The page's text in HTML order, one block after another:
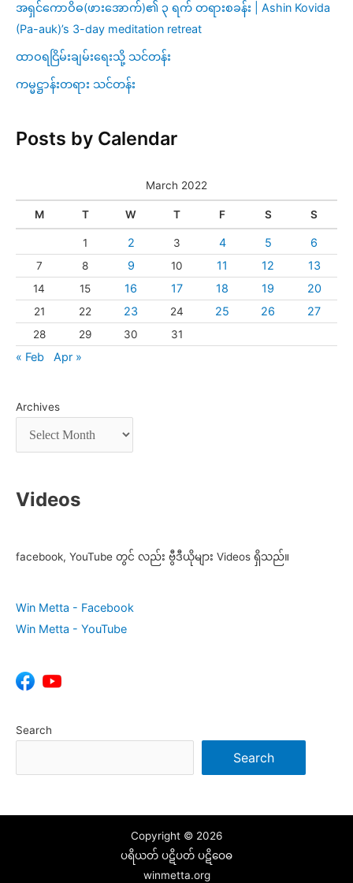
အရှင်ကောဝိဓ(ဖားအောက်)၏ ၃ ရက် တရားစခန်း | Ashin Kovida
(Pa-auk)’s 3-day meditation retreat
ထာဝရငြိမ်းချမ်းရေးသို့ သင်တန်း
ကမ္မဋ္ဌာန်းတရား သင်တန်း
Posts by Calendar
March 2022
M T W T F S S
1 2 3 4 5 6
7 8 9 10 11 12 13
14 15 16 17 18 19 20
21 22 23 24 25 26 27
28 29 30 31
« Feb Apr »
Archives
Videos
facebook, YouTube တွင် လည်း ဗွီဒီယိုများ Videos ရှိသည်။
Win Metta - Facebook
Win Metta - YouTube
Search
Search
Copyright © 2026
ပရိယတ် ပဋိပတ် ပဋိဝေဓ
winmetta.org